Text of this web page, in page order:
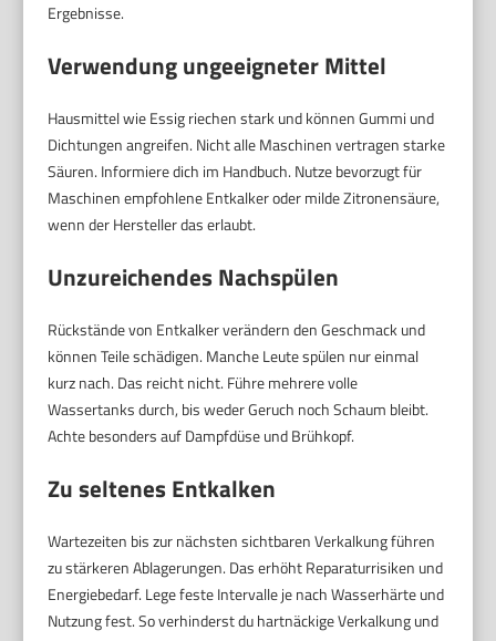
Ergebnisse.
Verwendung ungeeigneter Mittel
Hausmittel wie Essig riechen stark und können Gummi und
Dichtungen angreifen. Nicht alle Maschinen vertragen starke
Säuren. Informiere dich im Handbuch. Nutze bevorzugt für
Maschinen empfohlene Entkalker oder milde Zitronensäure,
wenn der Hersteller das erlaubt.
Unzureichendes Nachspülen
Rückstände von Entkalker verändern den Geschmack und
können Teile schädigen. Manche Leute spülen nur einmal
kurz nach. Das reicht nicht. Führe mehrere volle
Wassertanks durch, bis weder Geruch noch Schaum bleibt.
Achte besonders auf Dampfdüse und Brühkopf.
Zu seltenes Entkalken
Wartezeiten bis zur nächsten sichtbaren Verkalkung führen
zu stärkeren Ablagerungen. Das erhöht Reparaturrisiken und
Energiebedarf. Lege feste Intervalle je nach Wasserhärte und
Nutzung fest. So verhinderst du hartnäckige Verkalkung und